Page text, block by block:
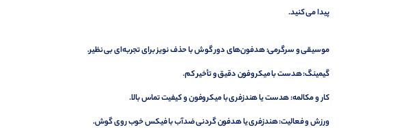
پیدا می کنید.
موسیقی و سرگرمی: هدفون‌های دور گوش با حذف نویز برای تجربه‌ای بی نظیر.
گیمینگ: هدست با میکروفون دقیق و تأخیر کم.
کار و مکالمه: هدست یا هندزفری با میکروفون و کیفیت تماس بالا.
ورزش و فعالیت: هندزفری یا هدفون گردنی ضدآب با فیکس خوب روی گوش.